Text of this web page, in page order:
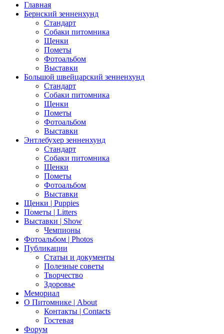
Главная
Бернский зенненхунд
Стандарт
Собаки питомника
Щенки
Пометы
Фотоальбом
Выставки
Большой швейцарский зенненхунд
Стандарт
Собаки питомника
Щенки
Пометы
Фотоальбом
Выставки
Энтлебухер зенненхунд
Стандарт
Собаки питомника
Щенки
Пометы
Фотоальбом
Выставки
Щенки | Puppies
Пометы | Litters
Выставки | Show
Чемпионы
Фотоальбом | Photos
Публикации
Статьи и документы
Полезные советы
Творчество
Здоровье
Мемориал
О Питомнике | About
Контакты | Contacts
Гостевая
Форум